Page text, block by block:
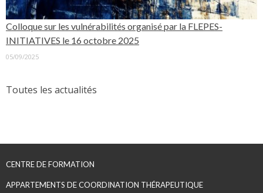
Colloque sur les vulnérabilités organisé par la FLEPES-
INITIATIVES le 16 octobre 2025
05/09/2025
Toutes les actualités
CENTRE DE FORMATION
APPARTEMENTS DE COORDINATION THÉRAPEUTIQUE